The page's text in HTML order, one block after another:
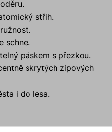
střih.
schne.
páskem s přezkou.
skrytých zipových
i do lesa.